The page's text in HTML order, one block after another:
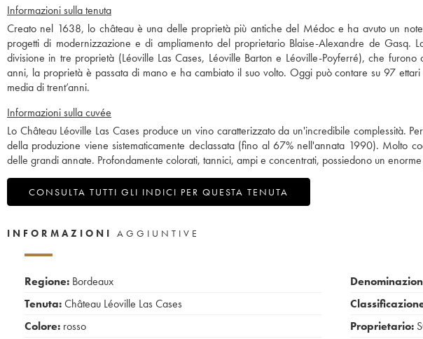
Informazioni sulla tenuta
Creato nel 1638, lo château è una delle proprietà più antiche del Médoc e ha avuto un
progetti di modernizzazione e di ampliamento del proprietario Blaise-Alexandre de Gasq.
divisione in tre proprietà (Léoville Las Cases, Léoville Barton e Léoville-Poyferré), che
anni, la proprietà è passata di mano e ha cambiato il suo volto. Oggi può contare su 97
media di trent’anni.
Informazioni sulla cuvée
Lo Château Léoville Las Cases produce un vino caratterizzato da un'incredibile complessità.
della produzione viene sistematicamente declassata (fino al 67% nell'annata 1990). Molto
delle grandi annate. Profondamente colorati, tannici, ampi e concentrati, possiedono un
CONSULTA TUTTI GLI INDICI PER QUESTA TENUTA
INFORMAZIONI AGGIUNTIVE
Regione: Bordeaux
Tenuta:Château Léoville Las Cases
Colore: rosso
Proprietario: